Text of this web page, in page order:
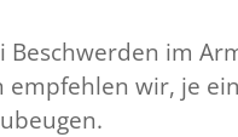
im
empfehlen wir, je